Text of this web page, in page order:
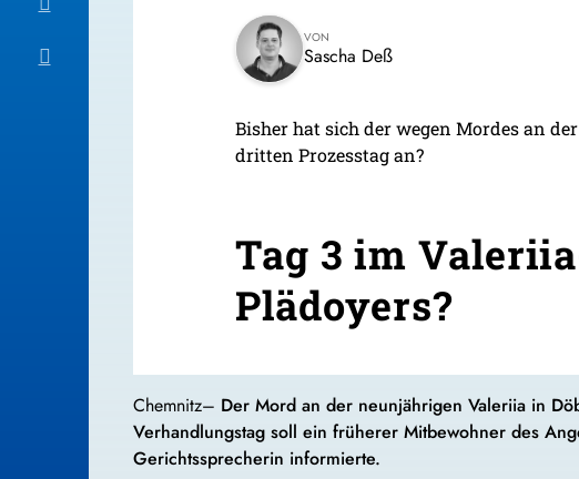
VON
Sascha Deß
Bisher hat sich der wegen Mordes an
dritten Prozesstag an?
Tag 3 im
Plädoyers?
Chemnitz– Der Mord an der neunjährigen Valeriia in
Verhandlungstag soll ein früherer Mitbewohner des
Gerichtssprecherin informierte.